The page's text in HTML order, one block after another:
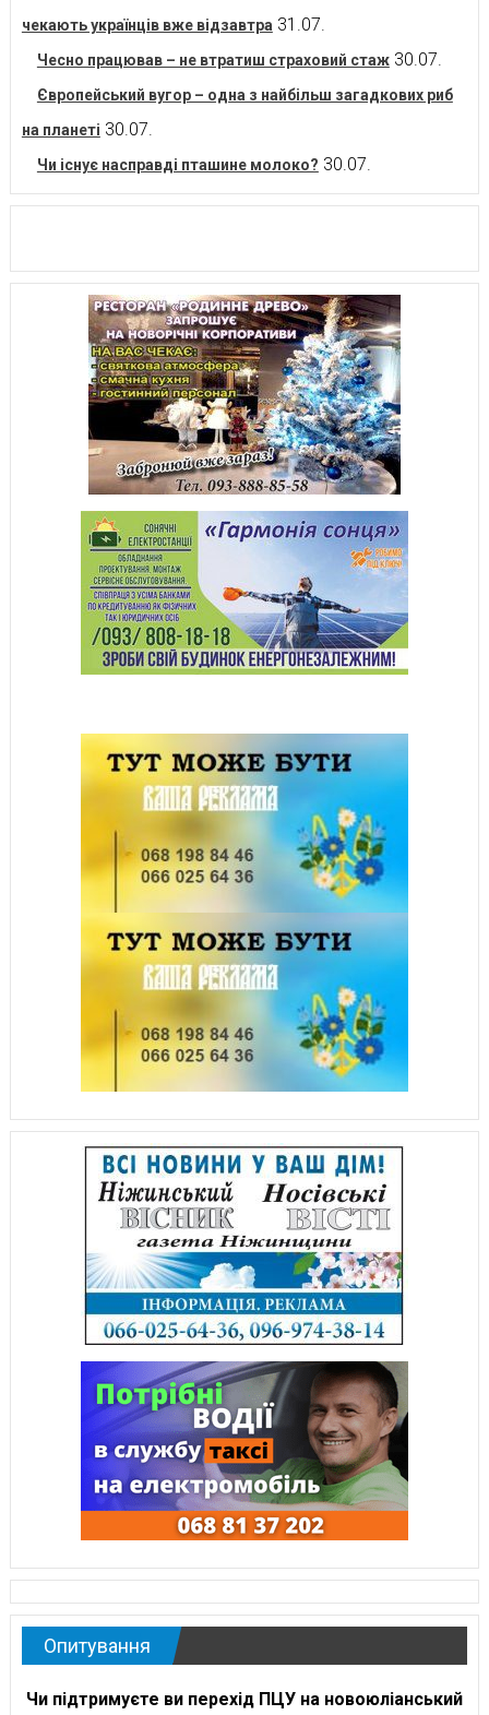
чекають українців вже відзавтра 31.07.
Чесно працював – не втратиш страховий стаж 30.07.
Європейський вугор – одна з найбільш загадкових риб
на планеті 30.07.
Чи існує насправді пташине молоко? 30.07.
Опитування
Чи підтримуєте ви перехід ПЦУ на новоюліанський